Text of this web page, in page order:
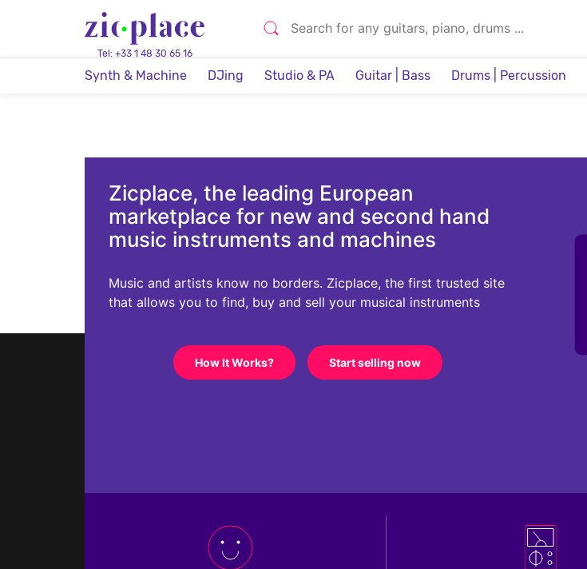
Tel: +33 1 48 30 65 16
Synth & Machine DJing Studio & PA Guitar | Bass Drums | Percussion
Zicplace, the leading European
marketplace for new and second hand
music instruments and machines
Music and artists know no borders. Zicplace, the first trusted site
that allows you to find, buy and sell your musical instruments
How It Works? Start selling now